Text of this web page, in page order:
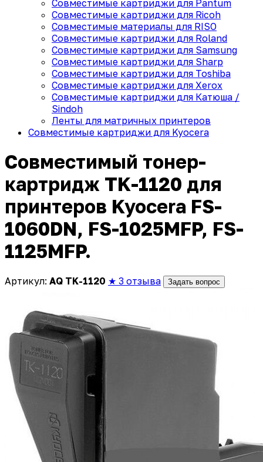
Совместимые картриджи для Pantum
Совместимые картриджи для Ricoh
Совместимые материалы для RISO
Совместимые картриджи для Roland
Совместимые картриджи для Samsung
Совместимые картриджи для Sharp
Совместимые картриджи для Toshiba
Совместимые картриджи для Xerox
Совместимые картриджи для Катюша /
Sindoh
Ленты для матричных принтеров
Совместимые картриджи для Kyocera
Совместимый тонер-
картридж TK-1120 для
принтеров Kyocera FS-
1060DN, FS-1025MFP, FS-
1125MFP.
Артикул: AQ TK-1120 ★ 3 отзыва Задать вопрос